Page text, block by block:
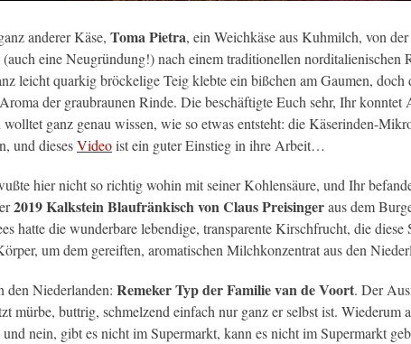
anderer Käse, Toma Pietra, ein Weichkäse aus Kuhmilch, von der
eine Neugründung!) nach einem traditionellen norditalienischen
leicht quarkig bröckelige Teig klebte ein bißchen am Gaumen, doch
der graubraunen Rinde. Die beschäftigte Euch sehr, Ihr
wolltet ganz genau wissen, wie so etwas entsteht: die Käserinden-
und diesesVideoist ein guter Einstieg in ihre Arbeit…
hier nicht so richtig wohin mit seiner Kohlensäure, und Ihr
2019 Kalkstein Blaufränkisch von Claus Preisingeraus dem
hatte die wunderbare lebendige, transparente Kirschfrucht, die diese
um dem gereiften, aromatischen Milchkonzentrat aus den
den Niederlanden: Remeker Typ der Familie van de Voort. Der
mürbe, buttrig, schmelzend einfach nur ganz er selbst ist. Wiederum
nein, gibt es nicht im Supermarkt, kann es nicht im Supermarkt